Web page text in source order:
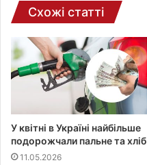
и
Схожі статті
У квітні в Україні найбільше
подорожчали пальне та хліб
11.05.2026